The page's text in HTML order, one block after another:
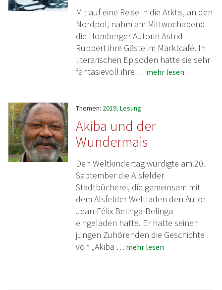
Mit auf eine Reise in die Arktis, an den
Nordpol, nahm am Mittwochabend
die Homberger Autorin Astrid
Ruppert ihre Gäste im Marktcafé. In
literarischen Episoden hatte sie sehr
fantasievoll ihre … mehr lesen
Themen: 2019,Lesung
Akiba und der
Wundermais
Den Weltkindertag würdigte am 20.
September die Alsfelder
Stadtbücherei, die gemeinsam mit
dem Alsfelder Weltladen den Autor
Jean-Félix Belinga-Belinga
eingeladen hatte. Er hatte seinen
jungen Zuhörenden die Geschichte
von „Akiba … mehr lesen